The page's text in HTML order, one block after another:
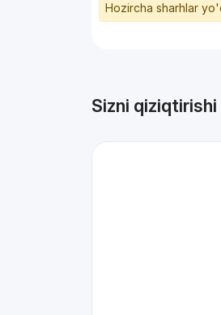
Hozircha sharhlar
Sizni qiziqtirishi